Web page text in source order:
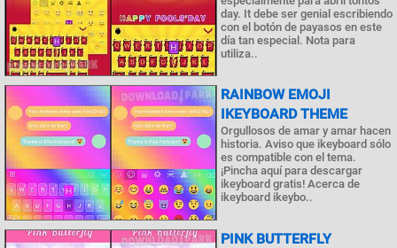
day. It debe ser genial escribiendo
con el botón de payasos en este
día tan especial. Nota para
utiliza..
RAINBOW EMOJI
IKEYBOARD THEME
Orgullosos de amar y amar hacen
historia. Aviso que ikeyboard sólo
es compatible con el tema.
¡Pincha aquí para descargar
ikeyboard gratis! Acerca de
ikeyboard ikeybo..
PINK BUTTERFLY